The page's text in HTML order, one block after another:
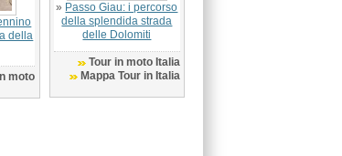
della
moto
» Passo Giau: i percorso
della splendida strada
delle Dolomiti
Tour in moto Italia
Mappa Tour in Italia